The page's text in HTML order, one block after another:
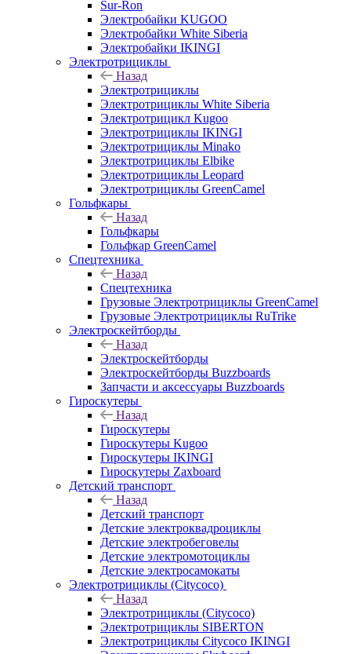
Sur-Ron
Электробайки KUGOO
Электробайки White Siberia
Электробайки IKINGI
Электротрициклы
Назад
Электротрициклы
Электротрициклы White Siberia
Электротрицикл Kugoo
Электротрициклы IKINGI
Электротрициклы Minako
Электротрициклы Elbike
Электротрициклы Leopard
Электротрициклы GreenCamel
Гольфкары
Назад
Гольфкары
Гольфкар GreenCamel
Спецтехника
Назад
Спецтехника
Грузовые Электротрициклы GreenCamel
Грузовые Электротрициклы RuTrike
Электроскейтборды
Назад
Электроскейтборды
Электроскейтборды Buzzboards
Запчасти и аксессуары Buzzboards
Гироскутеры
Назад
Гироскутеры
Гироскутеры Kugoo
Гироскутеры IKINGI
Гироскутеры Zaxboard
Детский транспорт
Назад
Детский транспорт
Детские электроквадроциклы
Детские электробеговелы
Детские электромотоциклы
Детские электросамокаты
Электротрициклы (Citycoco)
Назад
Электротрициклы (Citycoco)
Электротрициклы SIBERTON
Электротрициклы Citycoco IKINGI